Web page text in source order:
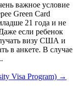
важное условие
Green Card
21 года и не
если ребенок
визу США и
в анкете. В случае
Visa Program) →